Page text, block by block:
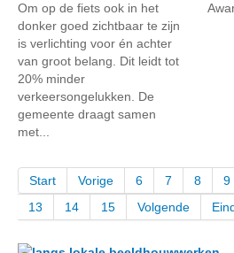
Om op de fiets ook in het
donker goed zichtbaar te zijn
is verlichting voor én achter
van groot belang. Dit leidt tot
20% minder
verkeersongelukken. De
gemeente draagt samen
met...
Start Vorige 6 7 8 9
13
14 15 Volgende